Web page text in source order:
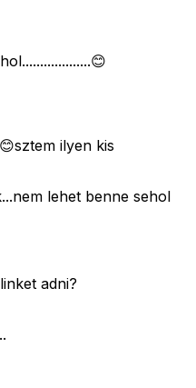
ilyen kis
lehet benne sehol
adni?